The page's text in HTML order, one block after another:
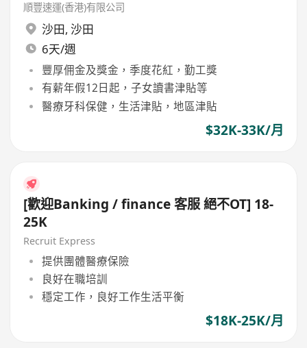
順豐速運(香港)有限公司
沙田, 沙田
6天/週
豐厚佣金及獎金，季度花紅，勤工獎
有薪年假12日起，子女讀書津貼等
醫療牙科保健，生活津貼，地區津貼
$32K-33K/月
[歡迎Banking / finance 客服 絕不OT] 18-
25K
Recruit Express
提供團體醫療保險
良好在職培訓
穩定工作，良好工作生活平衡
$18K-25K/月